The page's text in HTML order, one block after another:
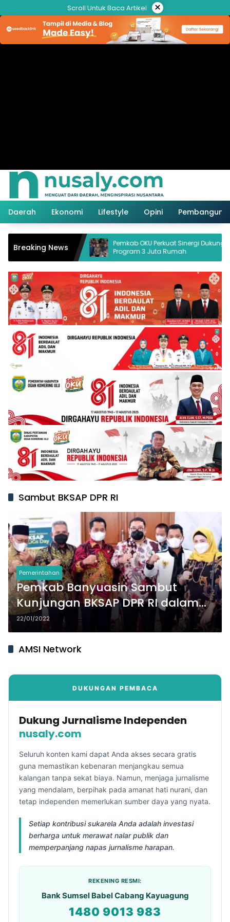
ke
konten
Scroll Untuk Baca Artikel ×
Daerah Ekonomi Lifestyle Opini
Breaking News
Desak
Pemkab OKU Perkuat Sinergi Dukung
Program 3 Juta Rumah
Sambut BKSAP DPR RI
Pemerintahan
Pemkab Banyuasin Sambut
Kunjungan BKSAP DPR RI dalam
Rangka BKSAP Day 2022
22/01/2022
AMSI Network
DUKUNGAN PEMBACA
Dukung Jurnalisme Independen
nusaly.com
Seluruh konten kami dapat Anda akses secara gratis
guna memastikan kebenaran menjangkau semua
kalangan tanpa sekat biaya. Namun, menjaga jurnalisme
yang mendalam, berpihak pada amanat hati nurani, dan
tetap independen memerlukan sumber daya yang nyata.
Setiap kontribusi sukarela Anda adalah investasi
berharga untuk merawat nalar publik dan
memperpanjang napas jurnalisme harapan.
REKENING RESMI:
Bank Sumsel Babel Cabang Kayuagung
1480 9013 983